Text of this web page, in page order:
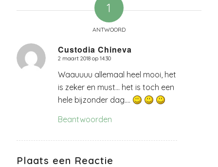
1
ANTWOORD
Custodia Chineva
zegt:
2 maart 2018 op 14:30
Waauuuu allemaal heel mooi, het
is zeker en must… het is toch een
hele bijzonder dag….
Beantwoorden
Plaats een Reactie